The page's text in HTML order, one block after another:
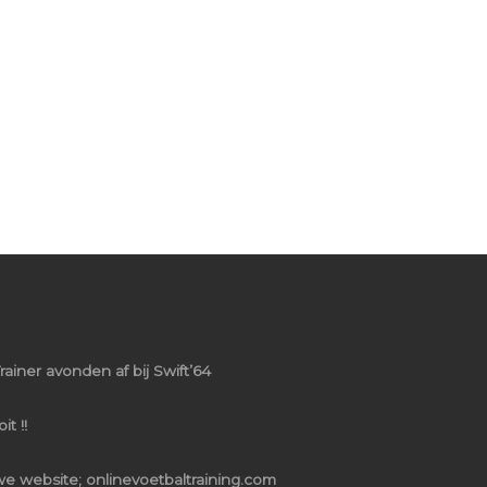
avonden af bij Swift’64
!!
website; onlinevoetbaltraining.com